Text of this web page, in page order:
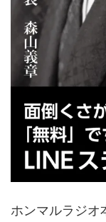
ホンマルラジオ